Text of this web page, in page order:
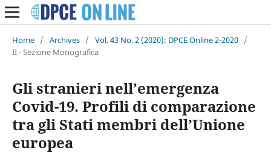
Home / Archives / Vol. 43 No. 2 (2020): DPCE Online 2-2020 /
II - Sezione Monografica
Gli stranieri nell’emergenza
Covid-19. Profili di comparazione
tra gli Stati membri dell’Unione
europea